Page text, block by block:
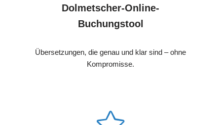
Dolmetscher-Online-
Buchungstool
Übersetzungen, die genau und klar sind – ohne
Kompromisse.